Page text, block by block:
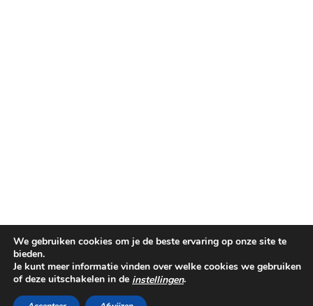
©PINKIT.NL 2014-2025
THEME CREATED BY
We gebruiken cookies om je de beste ervaring op onze site te
bieden.
Je kunt meer informatie vinden over welke cookies we gebruiken
of deze uitschakelen in de instellingen.